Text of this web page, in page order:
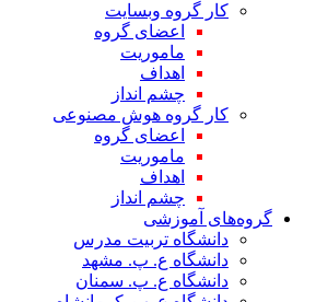
کار گروه وبسایت
اعضای گروه
ماموریت
اهداف
چشم انداز
کار گروه هوش مصنوعی
اعضای گروه
ماموریت
اهداف
چشم انداز
گروه‌های آموزشی
دانشگاه تربیت مدرس
دانشگاه ع. پ. مشهد
دانشگاه ع. پ. سمنان